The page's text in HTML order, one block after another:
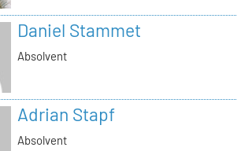
Daniel Stammet
Absolvent
Adrian Stapf
Absolvent